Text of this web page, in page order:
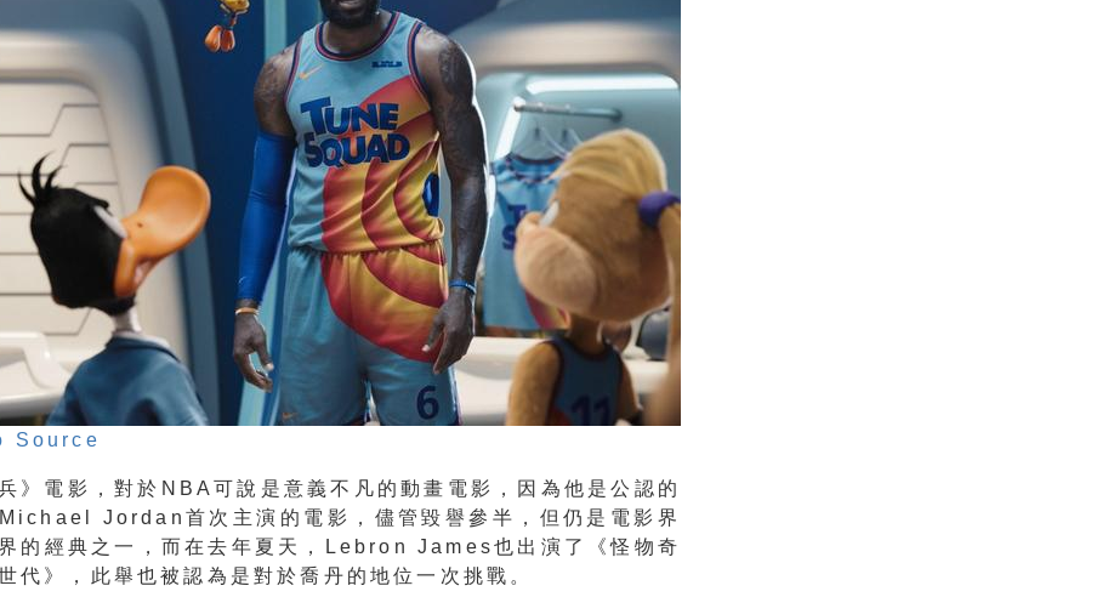
Source
兵》電影，對於NBA可說是意義不凡的動畫電影，因為他是公認的
Jordan首次主演的電影，儘管毀譽參半，但仍是電影界
的經典之一，而在去年夏天，Lebron James也出演了《怪物奇
代》，此舉也被認為是對於喬丹的地位一次挑戰。